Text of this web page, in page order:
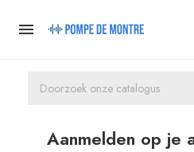

Aanmelden op je